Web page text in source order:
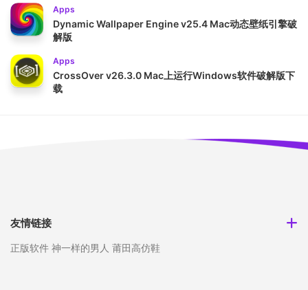
Apps
Dynamic Wallpaper Engine v25.4 Mac动态壁纸引擎破
解版
Apps
CrossOver v26.3.0 Mac上运行Windows软件破解版下
载
友情链接
正版软件 神一样的男人 莆田高仿鞋